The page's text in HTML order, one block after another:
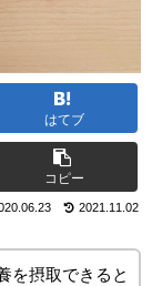
はてブ
コピー
2021.11.02
を摂取できると